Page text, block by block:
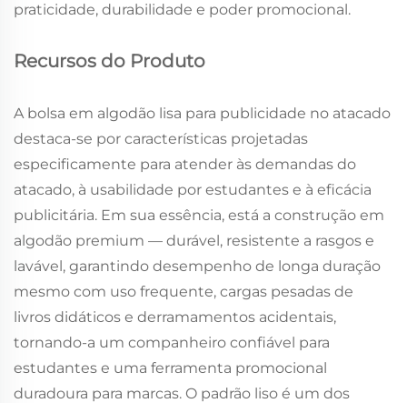
praticidade, durabilidade e poder promocional.
Recursos do Produto
A bolsa em algodão lisa para publicidade no atacado
destaca-se por características projetadas
especificamente para atender às demandas do
atacado, à usabilidade por estudantes e à eficácia
publicitária. Em sua essência, está a construção em
algodão premium — durável, resistente a rasgos e
lavável, garantindo desempenho de longa duração
mesmo com uso frequente, cargas pesadas de
livros didáticos e derramamentos acidentais,
tornando-a um companheiro confiável para
estudantes e uma ferramenta promocional
duradoura para marcas. O padrão liso é um dos